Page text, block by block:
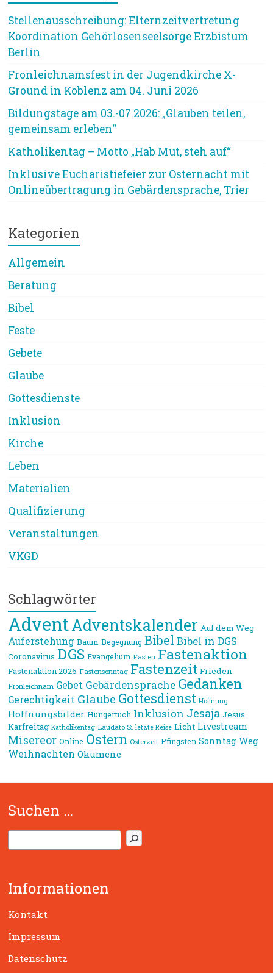
Stellenausschreibung: Elternzeitvertretung
Koordination Gehörlosenseelsorge Erzbistum
Berlin
Fronleichnamsfest in der Jugendkirche X-
Ground in Koblenz am 04. Juni 2026
Bildungstage am 03.-07.2026: „Glauben teilen,
gemeinsam erleben“
Katholikentag – Motto „Hab Mut, steh auf“
Inklusive Eucharistiefeier zur Osternacht mit
Onlineübertragung in Gebärdensprache, Trier
Kategorien
Allgemein
Beratung
Bibel
Feste
Gebete
Glaube
Gottesdienste
Inklusion
Kirche
Leben
Materialien
Qualifizierung
Veranstaltungen
VKGD
Schlagwörter
AdventAdventskalender Auf dem Weg
Auferstehung Baum Begegnung Bibel Bibel in DGS
Coronavirus DGS Evangelium Fasten Fastenaktion
Fastenaktion 2026 Fastensonntag Fastenzeit Frieden
Fronleichnam Gebet Gebärdensprache Gedanken
Gerechtigkeit Glaube Gottesdienst Hoffnung
Hoffnungsbilder Hungertuch Inklusion Jesaja Jesus
Karfreitag Katholikentag Laudato Si letzte Reise Licht Livestream
Misereor Online Ostern Osterzeit Pfingsten Sonntag Weg
Weihnachten Ökumene
Suchen …
u
e
n
Informationen
Kontakt
Impressum
Datenschutz